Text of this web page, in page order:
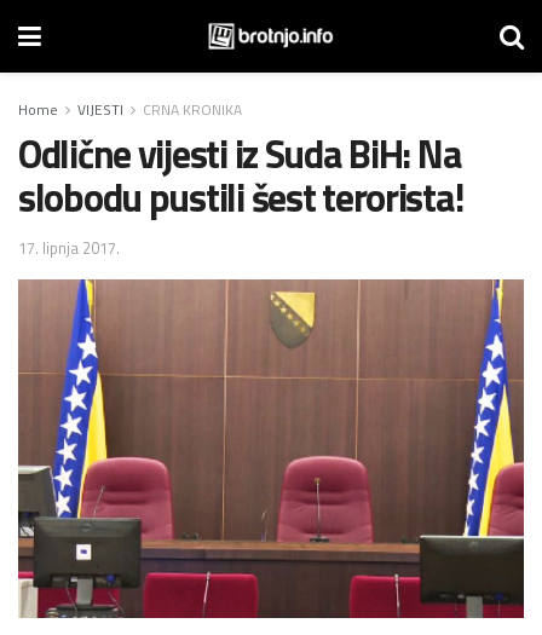
Home VIJESTI CRNA KRONIKA
Odlične vijesti iz Suda BiH: Na
slobodu pustili šest terorista!
17. lipnja 2017.